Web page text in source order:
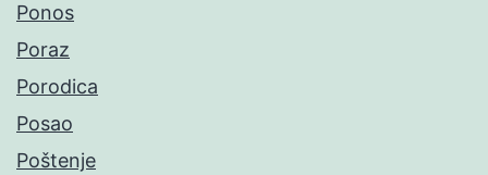
Ponos
Poraz
Porodica
Posao
Poštenje